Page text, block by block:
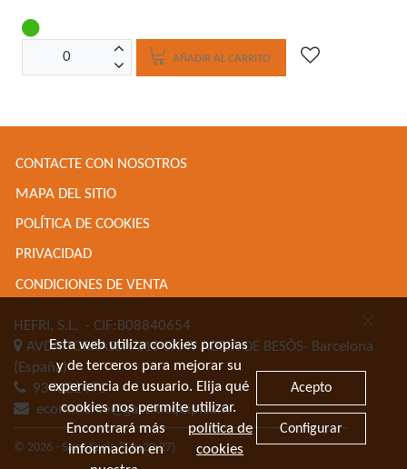
AÑADIR AL CARRITO
CONTACTE CON NOSOTROS
MAPA DEL SITIO
POLÍTICA DE COOKIES
PRIVACIDAD
CONDICIONES DE VENTA
HEFRI, S.L. - CIF:B08840654
AVDA TORRASSA 116SANT ADRIA DE BESÒS- Barcelona
(España)
934622471
ecommerce@gastroequip.com
© 2026 - Sage Spain ™ (v.20.27)
Esta web utiliza cookies propias
y de terceros para mejorar su
experiencia de usuario. Elija qué
cookies nos permite utilizar.
Encontrará más
información en
política de
cookies
Acepto
Configurar